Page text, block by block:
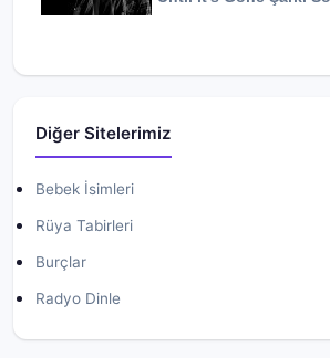
Diğer Sitelerimiz
Bebek İsimleri
Rüya Tabirleri
Burçlar
Radyo Dinle